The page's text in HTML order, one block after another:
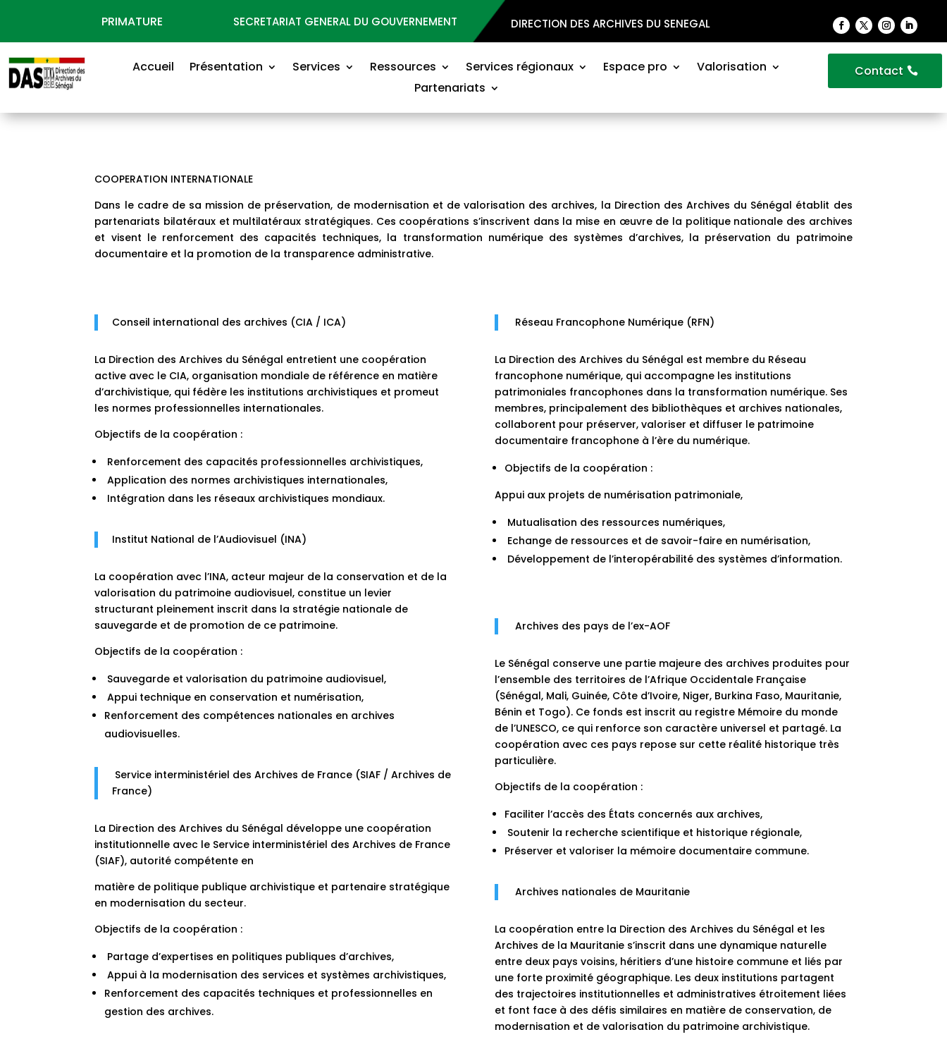
PRIMATURE SECRETARIAT GENERAL DU GOUVERNEMENT DIRECTION DES ARCHIVES DU SENEGAL
Accueil Présentation Services Ressources Services régionaux Espace pro
Valorisation
Partenariats
Contact
COOPERATION INTERNATIONALE
Dans le cadre de sa mission de préservation, de modernisation et de valorisation des archives, la Direction des Archives du Sénégal établit des
partenariats bilatéraux et multilatéraux stratégiques. Ces coopérations s’inscrivent dans la mise en œuvre de la politique nationale des archives
et visent le renforcement des capacités techniques, la transformation numérique des systèmes d’archives, la préservation du patrimoine
documentaire et la promotion de la transparence administrative.
Conseil international des archives (CIA / ICA)
La Direction des Archives du Sénégal entretient une coopération
active avec le CIA, organisation mondiale de référence en matière
d’archivistique, qui fédère les institutions archivistiques et promeut
les normes professionnelles internationales.
Objectifs de la coopération :
Renforcement des capacités professionnelles archivistiques,
Application des normes archivistiques internationales,
Intégration dans les réseaux archivistiques mondiaux.
Institut National de l’Audiovisuel (INA)
La coopération avec l’INA, acteur majeur de la conservation et de la
valorisation du patrimoine audiovisuel, constitue un levier
structurant pleinement inscrit dans la stratégie nationale de
sauvegarde et de promotion de ce patrimoine.
Objectifs de la coopération :
Sauvegarde et valorisation du patrimoine audiovisuel,
Appui technique en conservation et numérisation,
Renforcement des compétences nationales en archives
audiovisuelles.
Service interministériel des Archives de France (SIAF / Archives de
France)
La Direction des Archives du Sénégal développe une coopération
institutionnelle avec le Service interministériel des Archives de France
(SIAF), autorité compétente en
matière de politique publique archivistique et partenaire stratégique
en modernisation du secteur.
Objectifs de la coopération :
Partage d’expertises en politiques publiques d’archives,
Appui à la modernisation des services et systèmes archivistiques,
Renforcement des capacités techniques et professionnelles en
gestion des archives.
Réseau Francophone Numérique (RFN)
La Direction des Archives du Sénégal est membre du Réseau
francophone numérique, qui accompagne les institutions
patrimoniales francophones dans la transformation numérique. Ses
membres, principalement des bibliothèques et archives nationales,
collaborent pour préserver, valoriser et diffuser le patrimoine
documentaire francophone à l’ère du numérique.
Objectifs de la coopération :
Appui aux projets de numérisation patrimoniale,
Mutualisation des ressources numériques,
Echange de ressources et de savoir-faire en numérisation,
Développement de l’interopérabilité des systèmes d’information.
Archives des pays de l’ex-AOF
Le Sénégal conserve une partie majeure des archives produites pour
l’ensemble des territoires de l’Afrique Occidentale Française
(Sénégal, Mali, Guinée, Côte d’Ivoire, Niger, Burkina Faso, Mauritanie,
Bénin et Togo). Ce fonds est inscrit au registre Mémoire du monde
de l’UNESCO, ce qui renforce son caractère universel et partagé. La
coopération avec ces pays repose sur cette réalité historique très
particulière.
Objectifs de la coopération :
Faciliter l’accès des États concernés aux archives,
Soutenir la recherche scientifique et historique régionale,
Préserver et valoriser la mémoire documentaire commune.
Archives nationales de Mauritanie
La coopération entre la Direction des Archives du Sénégal et les
Archives de la Mauritanie s’inscrit dans une dynamique naturelle
entre deux pays voisins, héritiers d’une histoire commune et liés par
une forte proximité géographique. Les deux institutions partagent
des trajectoires institutionnelles et administratives étroitement liées
et font face à des défis similaires en matière de conservation, de
modernisation et de valorisation du patrimoine archivistique.